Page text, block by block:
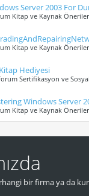
Server 2003 For
Kitap ve Kaynak
Kitap ve Kaynak
Hediyesi
Sertifikasyon ve
Windows Server
Kitap ve Kaynak
bir firma ya da